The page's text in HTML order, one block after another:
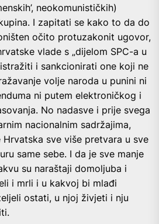
neokomunističkih)
I zapitati se kako to da do
očito protuzakonit ugovor,
vlade s „dijelom SPC-a u
i sankcionirati one koji ne
volje naroda u punini ni
ni putem elektroničkog i
No nadasve i prije svega
nacionalnim sadržajima,
Hrvatska sve više pretvara u sve
same sebe. I da je sve manje
su naraštaji domoljuba i
i mrli i u kakvoj bi mlađi
ostati, u njoj živjeti i nju